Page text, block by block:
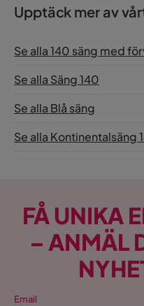
Upptäck mer av
Se alla 140 säng med
Se alla Säng 140
Se alla Blå säng
Se alla Kontinentalsäng
FÅ UNIKA
– ANMÄL
Email